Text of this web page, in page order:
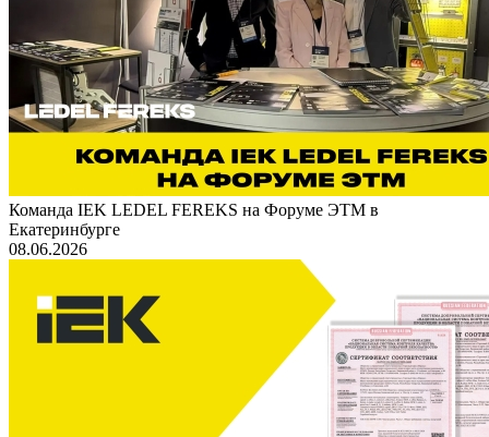
Команда IEK LEDEL FEREKS на Форуме ЭТМ в
Екатеринбурге
08.06.2026